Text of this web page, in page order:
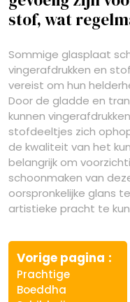
stof, wat
Sommige glasplaat
vingerafdrukken en
vereist om hun
Door de gladde en
kunnen
stofdeeltjes zich
de kwaliteit van het
belangrijk om
schoonmaken van
oorspronkelijke glans
artistieke pracht te
Berichtnavigatie
Vorige pagina
Prachtige
Boeddha